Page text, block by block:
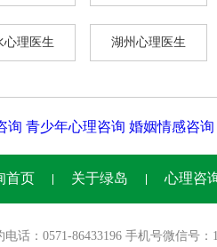
心理医生 湖州心理医生
询 青少年心理咨询 婚姻情感咨询
首页 关于绿岛 心理咨
话：0571-86433196 手机号微信号：